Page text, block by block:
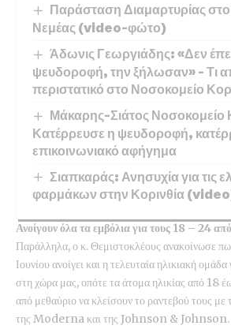
Παράσταση Διαμαρτυρίας στο
Νεμέας (video-φώτο)
Άδωνις Γεωργιάδης: «Δεν
ψευδοροφή, την ξήλωσαν» – Τι
περιστατικό στο Νοσοκομείο
Μάκαρης-Σιάτος Νοσοκομείο
Κατέρρευσε η ψευδοροφή,
επικοινωνιακό αφήγημα
Σιαπκαράς: Ανησυχία για τις
φαρμάκων στην Κορινθία
Ανοίγουν όλα τα εμβόλια για τους 18 – 24
Παράλληλα, ο κ. Θεμιστοκλέους ανακοίνωσε
Ιουνίου ανοίγει και η τελευταία ηλικιακή
στη χώρα μας, οπότε τα άτομα ηλικίας από 18
από μεθαύριο να κλείσουν το ραντεβού τους
της Moderna και της Johnson & Johnson.